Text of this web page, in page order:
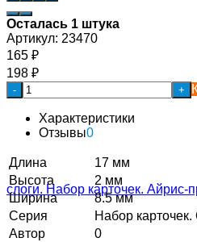
Осталась 1 штука
Артикул: 23470
165 ₽
198 ₽
- +
Характеристики
Отзывы0
Длина
17 мм
Высота
2 мм
Ширина
8.5 мм
Серия
Набор
Автор
0